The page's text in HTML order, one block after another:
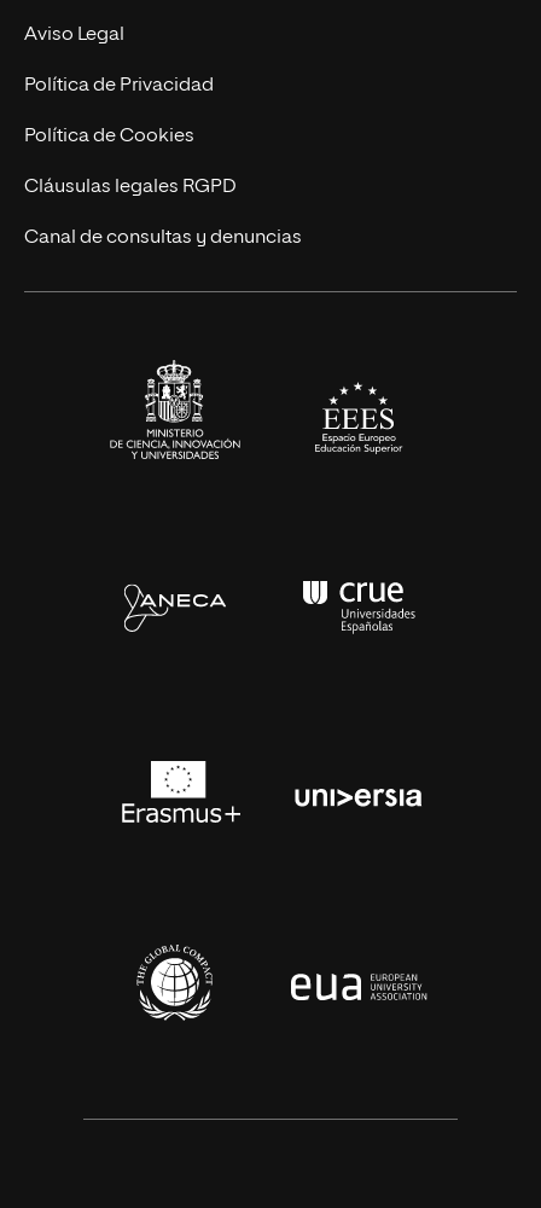
Experto Universitario
Postgrados
Cursos Universitarios
Nuestro Equipo
Trabaja en UNIR
Actualidad
UNIR Revista
Eventos
Aviso Legal
Política de Privacidad
Política de Cookies
Cláusulas legales RGPD
Canal de consultas y denuncias